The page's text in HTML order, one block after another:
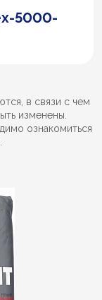
5000-
в связи с чем
изменены.
ознакомиться